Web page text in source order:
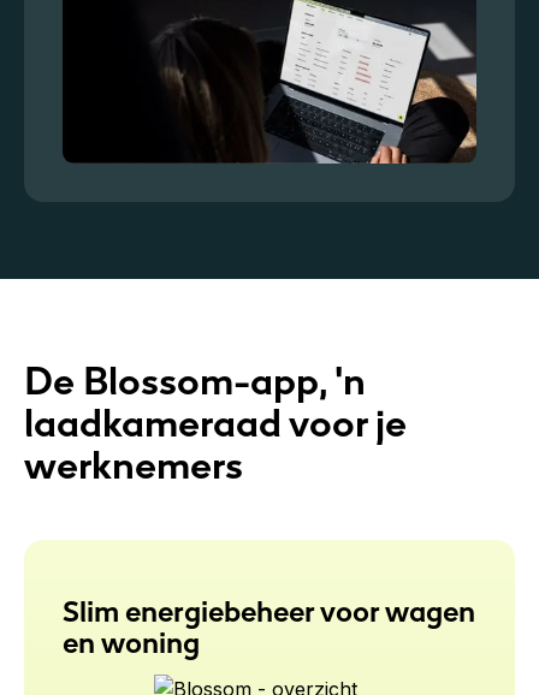
De Blossom-app, 'n
laadkameraad voor je
werknemers
Slim energiebeheer voor wagen
en woning